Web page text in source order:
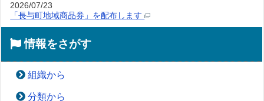
2026/07/23
「長与町地域商品券」を配布します
情報をさがす
組織から
分類から